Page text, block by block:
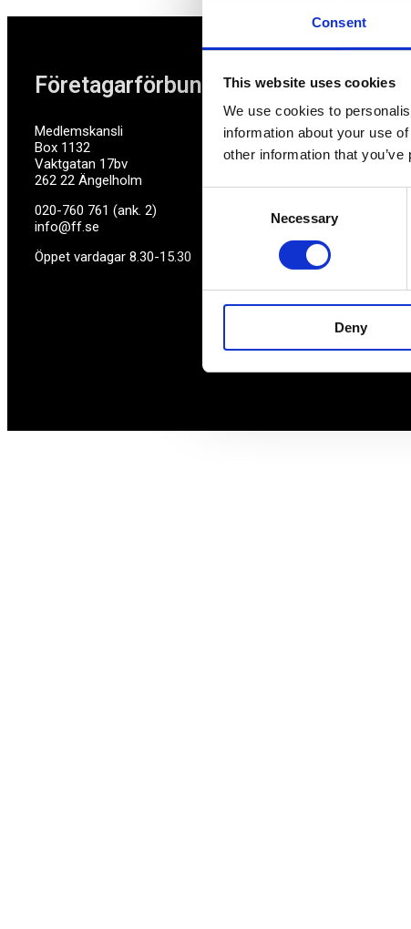
Consent
This website uses cookies
We use cookies to
information about your use
other information that
Necessary
Deny
Företagarförbundet
Medlemskansli
Box 1132
Vaktgatan 17bv
262 22 Ängelholm
020-760 761 (ank. 2)
info@ff.se
Öppet vardagar 8.30-15.30